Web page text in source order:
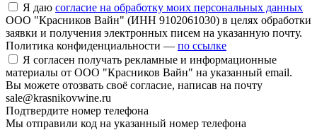
Я даю согласие на обработку моих персональных данных
ООО "Красников Вайн" (ИНН 9102061030) в целях обработки
заявки и получения электронных писем на указанную почту.
Политика конфиденциальности — по ссылке
Я согласен получать рекламные и информационные
материалы от ООО "Красников Вайн" на указанный email.
Вы можете отозвать своё согласие, написав на почту
sale@krasnikovwine.ru
Подтвердите номер телефона
Мы отправили код на указанный номер телефона